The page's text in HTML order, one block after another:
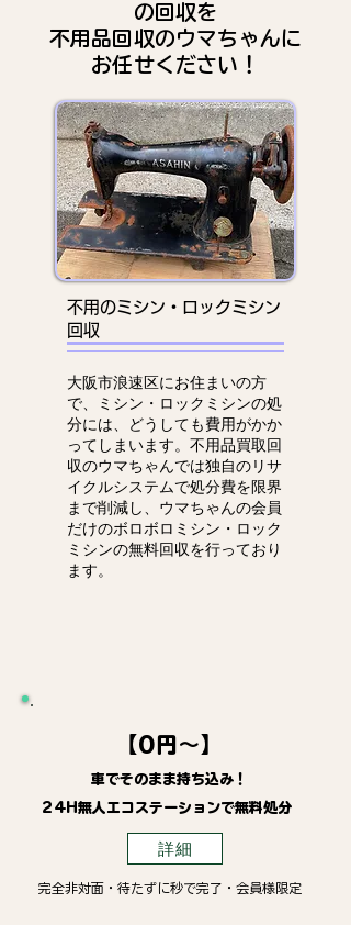
の回収を
不用品回収のウマちゃんに
お任せください！
不用のミシン・ロックミシン
回収
大阪市浪速区にお住まいの方
で、ミシン・ロックミシンの処
分には、どうしても費用がかか
ってしまいます。不用品買取回
収のウマちゃんでは独自のリサ
イクルシステムで処分費を限界
まで削減し、ウマちゃんの会員
だけのボロボロミシン・ロック
ミシンの無料回収を行っており
ます。
【0円～】
車でそのまま持ち込み！
24H無人エコステーションで無料処分
詳細
完全非対面・待たずに秒で完了・会員様限定